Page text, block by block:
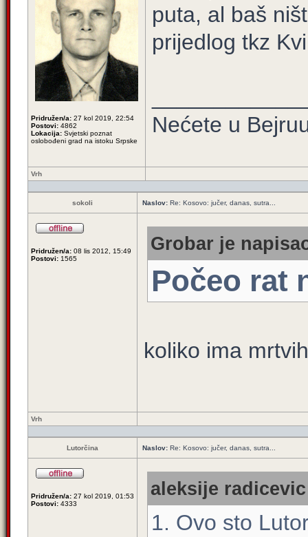
Pridružen/a: 27 kol 2019, 22:54
Postovi: 4862
Lokacija: Svjetski poznat
oslobođeni grad na istoku Srpske
puta, al baš
prijedlog tkz
Nećete u
Vrh
sokoli Naslov: Re: Kosovo: jučer, danas, sutra...
Pridružen/a: 08 lis 2012, 15:49
Postovi: 1565
Grobar je
Počeo rat
koliko ima
Vrh
Lutorčina Naslov: Re: Kosovo: jučer, danas, sutra...
Pridružen/a: 27 kol 2019, 01:53
Postovi: 4333
aleksije
1. Ovo sto